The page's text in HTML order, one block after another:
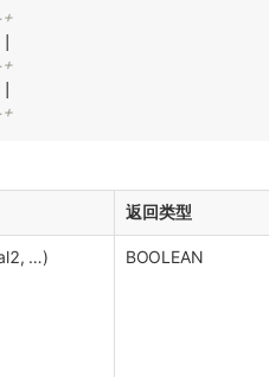
返回类型
…​) BOOLEAN